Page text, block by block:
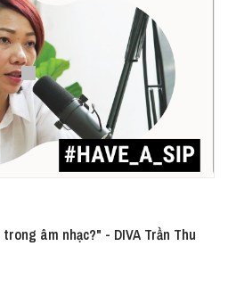
âm nhạc?" - DIVA Trần Thu